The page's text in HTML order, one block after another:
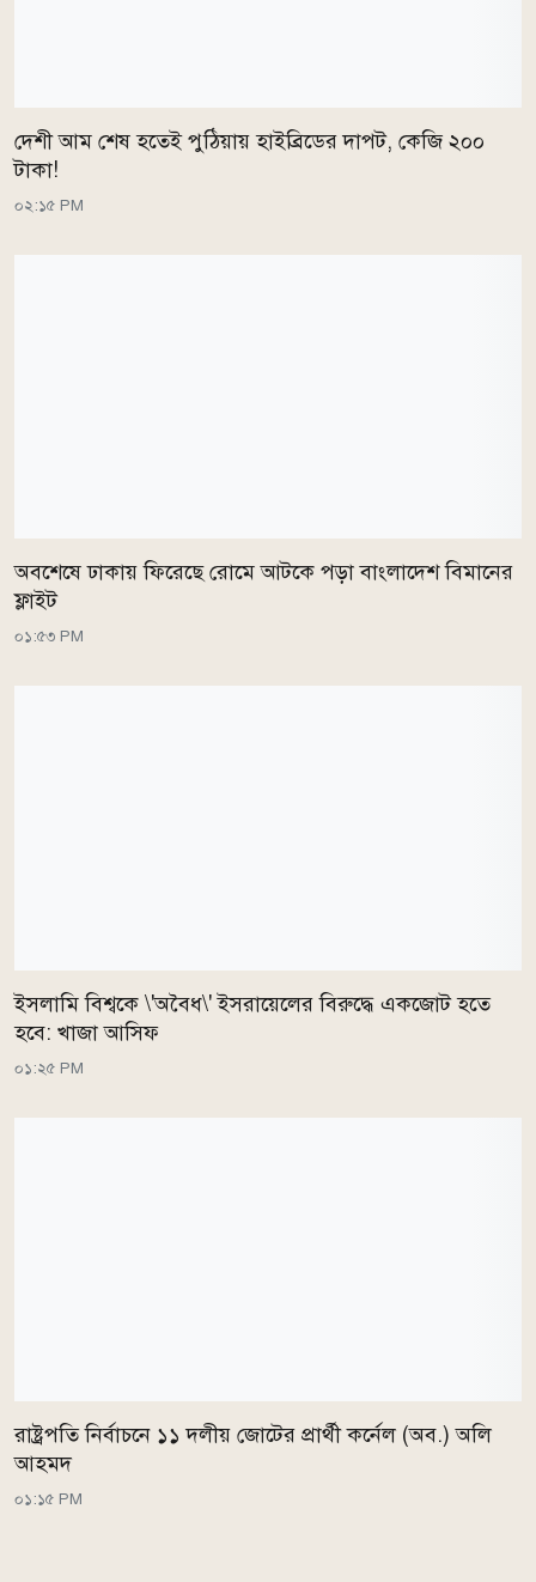
দেশী আম শেষ হতেই পুঠিয়ায় হাইব্রিডের দাপট, কেজি ২০০
টাকা!
০২:১৫ PM
অবশেষে ঢাকায় ফিরেছে রোমে আটকে পড়া বাংলাদেশ বিমানের
ফ্লাইট
০১:৫৩ PM
ইসলামি বিশ্বকে \'অবৈধ\' ইসরায়েলের বিরুদ্ধে একজোট হতে
হবে: খাজা আসিফ
০১:২৫ PM
রাষ্ট্রপতি নির্বাচনে ১১ দলীয় জোটের প্রার্থী কর্নেল (অব.) অলি
আহমদ
০১:১৫ PM